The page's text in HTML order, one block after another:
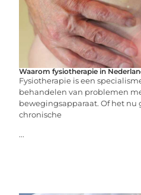
Waarom fysiotherapie in
Fysiotherapie is een
behandelen van problemen
bewegingsapparaat. Of het nu
chronische
...